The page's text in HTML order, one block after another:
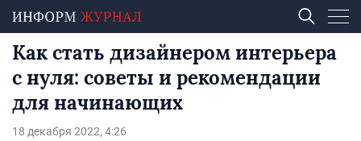
Как стать дизайнером интерьера
с нуля: советы и рекомендации
для начинающих
18 декабря 2022, 4:26